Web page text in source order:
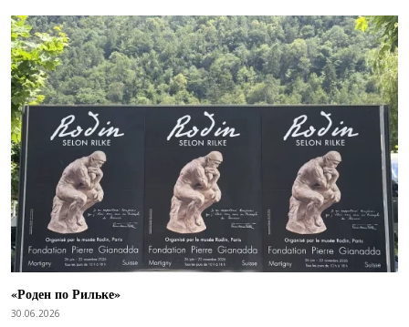
«Роден по Рильке»
30.06.2026